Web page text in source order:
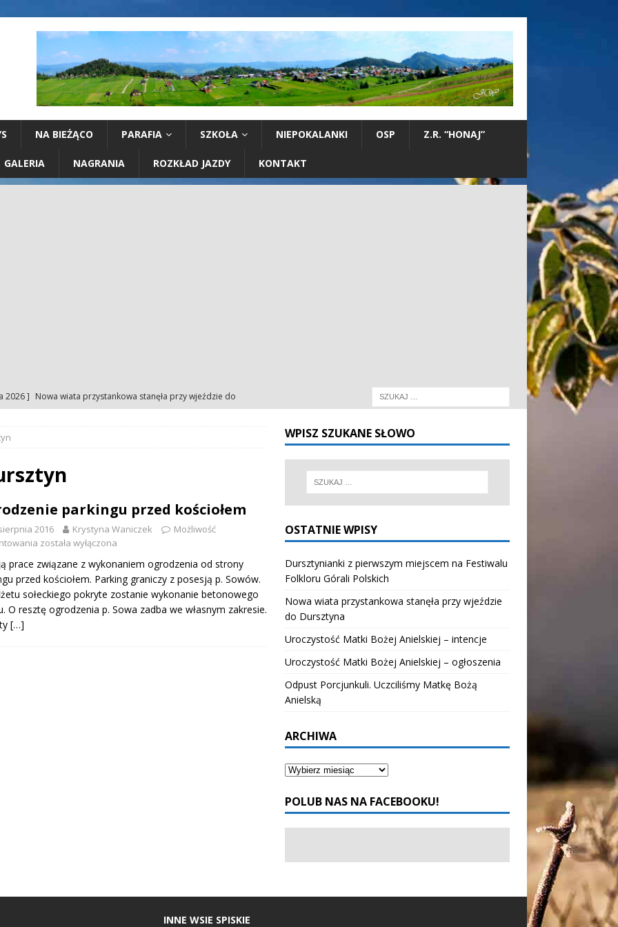
NA BIEŻĄCO PARAFIA SZKOŁA NIEPOKALANKI OSP Z.R. “HONAJ”
GALERIA NAGRANIA ROZKŁAD JAZDY KONTAKT
2026 ] Nowa wiata przystankowa stanęła przy wjeździe do
2026 ]
2026 ]
Uroczystość Matki Bożej Anielskiej – ogłoszenia
2026 ] Odpust Porcjunkuli. Uczciliśmy Matkę Bożą Anielską
2026 ] Dursztynianki z pierwszym miejscem na Festiwalu
Polskich
ZESPÓŁ REGIONALNY "HONAJ"
parkingu przed kościołem
2016 Krystyna Waniczek
Możliwość
została wyłączona
prace związane z wykonaniem ogrodzenia od strony
przed kościołem. Parking graniczy z posesją p. Sowów.
sołeckiego pokryte zostanie wykonanie betonowego
O resztę ogrodzenia p. Sowa zadba we własnym zakresie.
[…]
WPISZ SZUKANE SŁOWO
OSTATNIE WPISY
Dursztynianki z pierwszym miejscem na Festiwalu
Folkloru Górali Polskich
Nowa wiata przystankowa stanęła przy wjeździe
do Dursztyna
Uroczystość Matki Bożej Anielskiej – intencje
Uroczystość Matki Bożej Anielskiej – ogłoszenia
Odpust Porcjunkuli. Uczciliśmy Matkę Bożą
Anielską
ARCHIWA
POLUB NAS NA FACEBOOKU!
INNE WSIE SPISKIE